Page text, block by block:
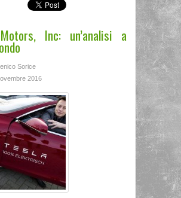
Inc: un’analisi a
Sorice
2016